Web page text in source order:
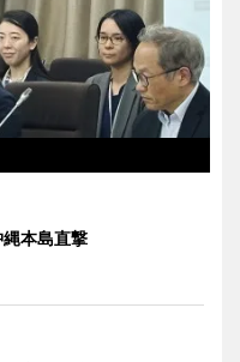
本島直撃